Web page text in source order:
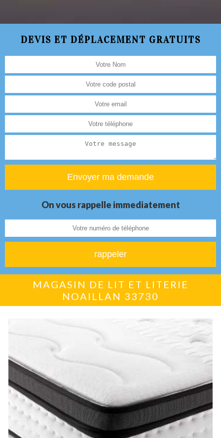
DEVIS ET DÉPLACEMENT GRATUITS
On vous rappelle immediatement
MAGASIN DE LIT ET LITERIE
NOAILLAN 33730